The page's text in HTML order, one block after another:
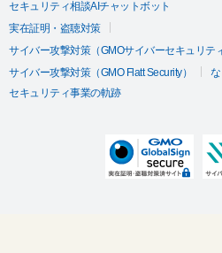
セキュリティ相談AIチャットボット
実在証明・盗聴対策
サイバー攻撃対策（GMOサイバーセキュリテ
サイバー攻撃対策（GMO Flatt Security）
セキュリティ事業の軌跡